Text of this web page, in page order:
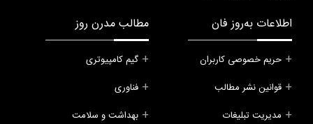
اطلاعات به‌روز فان
حریم خصوصی کاربران
قوانین نشر مطالب
مدیریت تبلیغات
مطالب مدرن روز
گیم کامپیوتری
فناوری
بهداشت و سلامت